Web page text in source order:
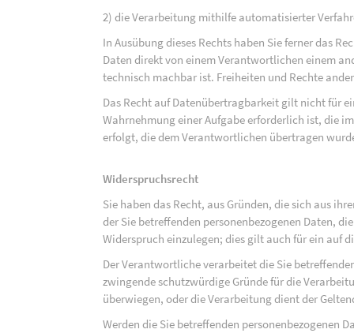
2) die Verarbeitung mithilfe automatisierter
In Ausübung dieses Rechts haben Sie ferner das
Daten direkt von einem Verantwortlichen einem
technisch machbar ist. Freiheiten und Rechte
Das Recht auf Datenübertragbarkeit gilt nicht für
Wahrnehmung einer Aufgabe erforderlich ist, die
erfolgt, die dem Verantwortlichen übertragen
Widerspruchsrecht
Sie haben das Recht, aus Gründen, die sich aus
der Sie betreffenden personenbezogenen Daten,
Widerspruch einzulegen; dies gilt auch für ein auf
Der Verantwortliche verarbeitet die Sie
zwingende schutzwürdige Gründe für die
überwiegen, oder die Verarbeitung dient der
Werden die Sie betreffenden personenbezogenen